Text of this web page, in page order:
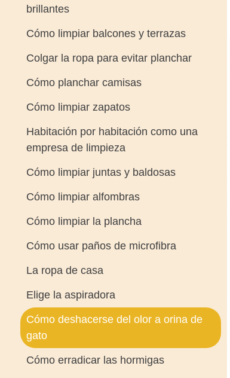
brillantes
Cómo limpiar balcones y terrazas
Colgar la ropa para evitar planchar
Cómo planchar camisas
Cómo limpiar zapatos
Habitación por habitación como una
empresa de limpieza
Cómo limpiar juntas y baldosas
Cómo limpiar alfombras
Cómo limpiar la plancha
Cómo usar paños de microfibra
La ropa de casa
Elige la aspiradora
Cómo deshacerse del olor a orina de
gato
Cómo erradicar las hormigas